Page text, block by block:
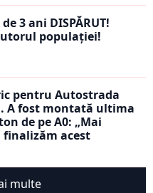
3 ani DISPĂRUT!
populației!
pentru Autostrada
A fost montată ultima
de pe A0: „Mai
acest
multe